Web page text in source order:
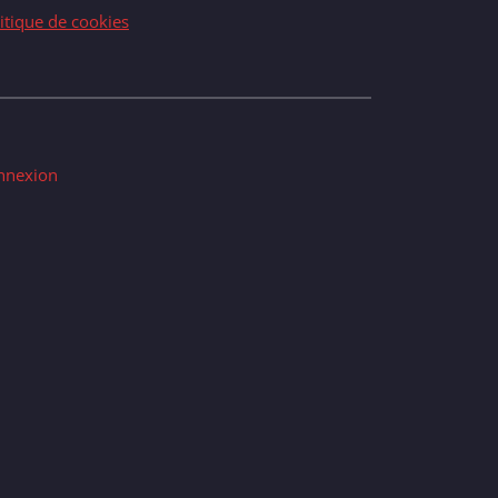
de cookies